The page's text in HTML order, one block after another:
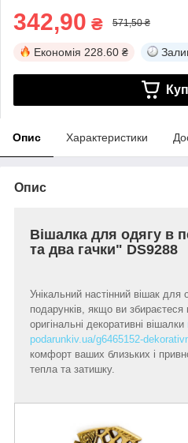
342,90 ₴ 571,50 ₴
Економія 228.60 ₴
Опис Характеристики
Опис
Вішалка для одягу в
та два гачки" DS9288
Унікальний настінний вішак
подарунків, якщо ви
оригінальні декоративні вішалки
podarunkiv.ua/g6465152-
комфорт ваших близьких і
тепла та затишку.